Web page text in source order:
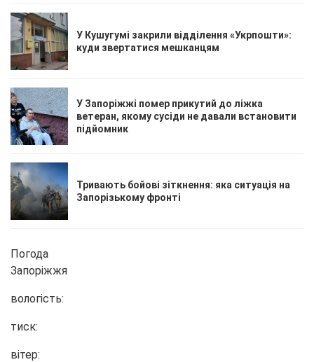
У Кушугумі закрили відділення «Укрпошти»:
куди звертатися мешканцям
У Запоріжжі помер прикутий до ліжка
ветеран, якому сусіди не давали встановити
підйомник
Тривають бойові зіткнення: яка ситуація на
Запорізькому фронті
Погода
Запоріжжя
вологість:
тиск:
вітер: